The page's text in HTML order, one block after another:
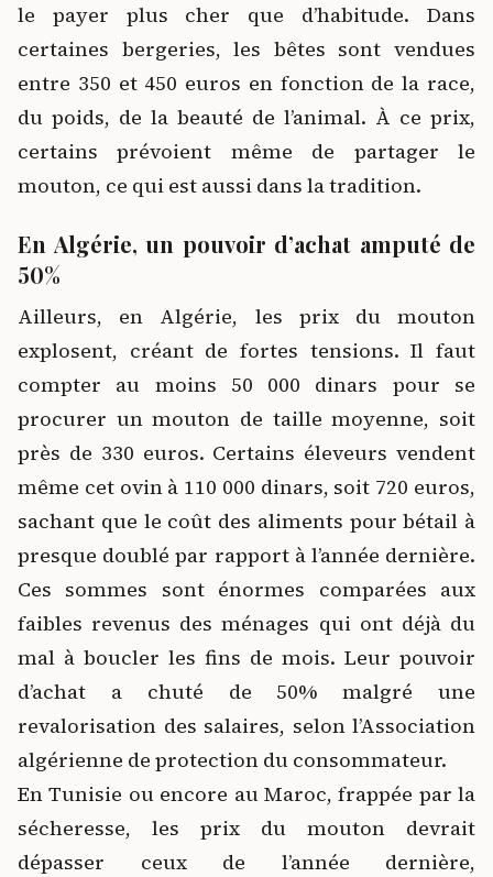
le payer plus cher que d’habitude. Dans
certaines bergeries, les bêtes sont vendues
entre 350 et 450 euros en fonction de la race,
du poids, de la beauté de l’animal. À ce prix,
certains prévoient même de partager le
mouton, ce qui est aussi dans la tradition.
En Algérie, un pouvoir d’achat amputé de
50%
Ailleurs, en Algérie, les prix du mouton
explosent, créant de fortes tensions. Il faut
compter au moins 50 000 dinars pour se
procurer un mouton de taille moyenne, soit
près de 330 euros. Certains éleveurs vendent
même cet ovin à 110 000 dinars, soit 720 euros,
sachant que le coût des aliments pour bétail à
presque doublé par rapport à l’année dernière.
Ces sommes sont énormes comparées aux
faibles revenus des ménages qui ont déjà du
mal à boucler les fins de mois. Leur pouvoir
d’achat a chuté de 50% malgré une
revalorisation des salaires, selon l’Association
algérienne de protection du consommateur.
En Tunisie ou encore au Maroc, frappée par la
sécheresse, les prix du mouton devrait
dépasser ceux de l’année dernière,